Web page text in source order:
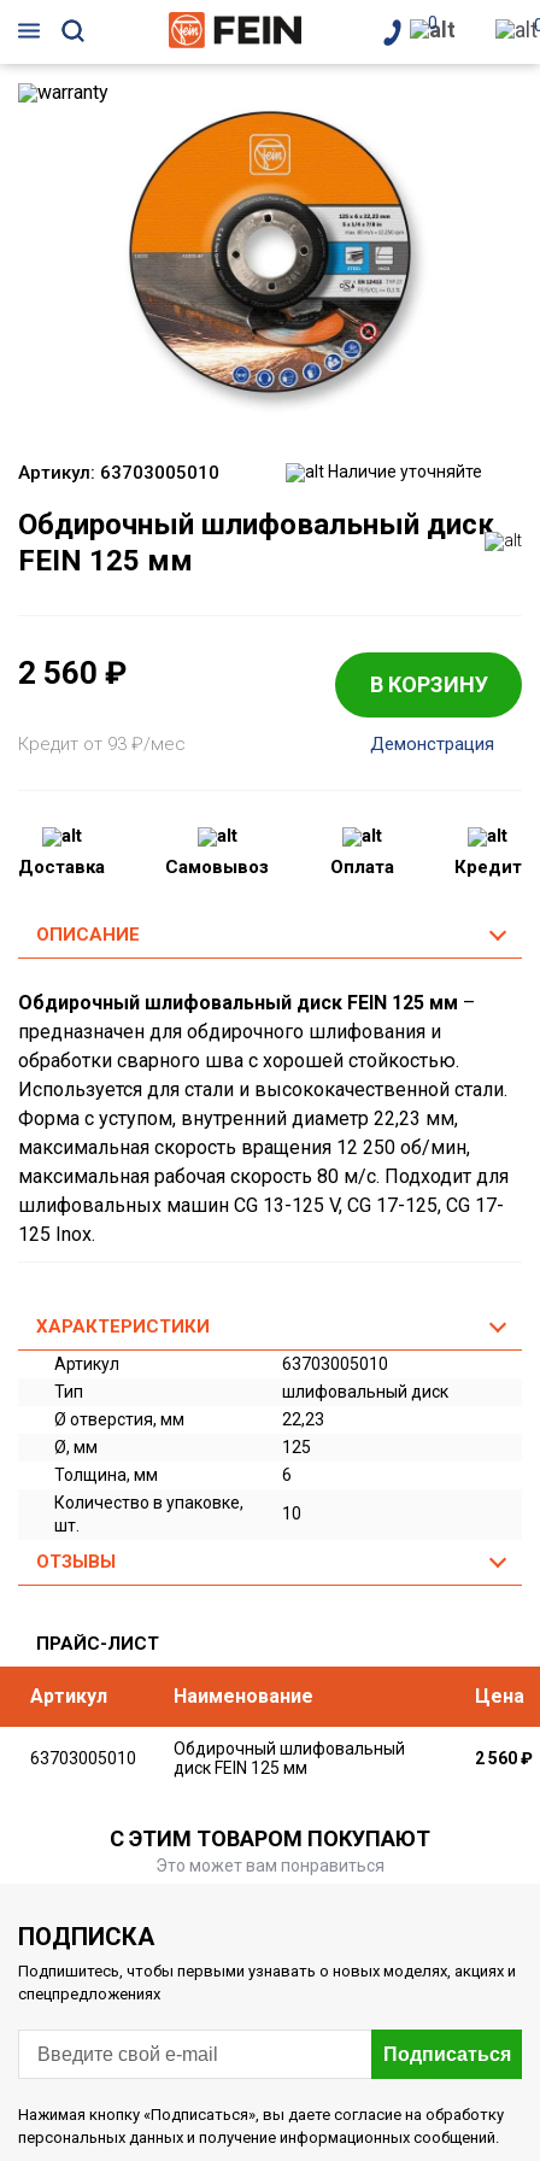
0
Артикул: 63703005010 Наличие уточняйте
Обдирочный шлифовальный диск
FEIN 125 мм
2 560 ₽ В КОРЗИНУ
Кредит от 93 ₽/мес Демонстрация
Доставка Самовывоз Оплата Кредит
ОПИСАНИЕ
Обдирочный шлифовальный диск FEIN 125 мм –
предназначен для обдирочного шлифования и
обработки сварного шва с хорошей стойкостью.
Используется для стали и высококачественной стали.
Форма с уступом, внутренний диаметр 22,23 мм,
максимальная скорость вращения 12 250 об/мин,
максимальная рабочая скорость 80 м/с. Подходит для
шлифовальных машин CG 13-125 V, CG 17-125, CG 17-
125 Inox.
ХАРАКТЕРИСТИКИ
Артикул
63703005010
Тип
шлифовальный диск
Ø отверстия, мм
22,23
Ø, мм
125
Толщина, мм
6
Количество в упаковке,
шт.
10
ОТЗЫВЫ
ПРАЙС-ЛИСТ
Артикул Наименование Цена
63703005010
Обдирочный шлифовальный
диск FEIN 125 мм
2 560₽
С ЭТИМ ТОВАРОМ ПОКУПАЮТ
Это может вам понравиться
ПОДПИСКА
Подпишитесь, чтобы первыми узнавать о новых моделях, акциях и
спецпредложениях
Подписаться
Нажимая кнопку «Подписаться», вы даете согласие на обработку
персональных данных и получение информационных сообщений.